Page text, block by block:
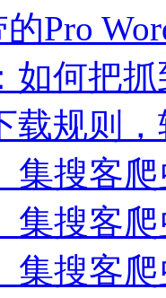
的Pro
如何把
载规则
集搜客
集搜客
集搜客